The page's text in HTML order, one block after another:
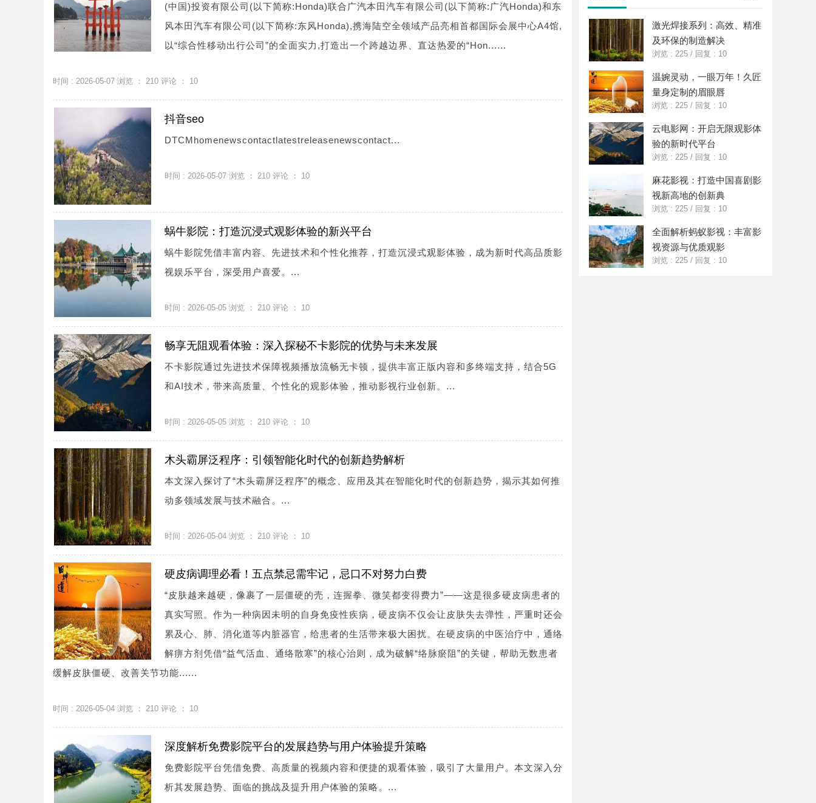
(中国)投资有限公司(以下简称:Honda)联合广汽本田汽车有限公司(以下简称:广汽Honda)和东
风本田汽车有限公司(以下简称:东风Honda),携海陆空全领域产品亮相首都国际会展中心A4馆,
以“综合性移动出行公司”的全面实力,打造出一个跨越边界、直达热爱的“Hon......
时间 : 2026-05-07 浏览 ： 210 评论 ： 10
抖音seo
DTCMhomenewscontactlatestreleasenewscontact...
时间 : 2026-05-07 浏览 ： 210 评论 ： 10
蜗牛影院：打造沉浸式观影体验的新兴平台
蜗牛影院凭借丰富内容、先进技术和个性化推荐，打造沉浸式观影体验，成为新时代高品质影
视娱乐平台，深受用户喜爱。...
时间 : 2026-05-05 浏览 ： 210 评论 ： 10
畅享无阻观看体验：深入探秘不卡影院的优势与未来发展
不卡影院通过先进技术保障视频播放流畅无卡顿，提供丰富正版内容和多终端支持，结合5G
和AI技术，带来高质量、个性化的观影体验，推动影视行业创新。...
时间 : 2026-05-05 浏览 ： 210 评论 ： 10
木头霸屏泛程序：引领智能化时代的创新趋势解析
本文深入探讨了“木头霸屏泛程序”的概念、应用及其在智能化时代的创新趋势，揭示其如何推
动多领域发展与技术融合。...
时间 : 2026-05-04 浏览 ： 210 评论 ： 10
硬皮病调理必看！五点禁忌需牢记，忌口不对努力白费
“皮肤越来越硬，像裹了一层僵硬的壳，连握拳、微笑都变得费力”——这是很多硬皮病患者的
真实写照。作为一种病因未明的自身免疫性疾病，硬皮病不仅会让皮肤失去弹性，严重时还会
累及心、肺、消化道等内脏器官，给患者的生活带来极大困扰。在硬皮病的中医治疗中，通络
解痹方剂凭借“益气活血、通络散寒”的核心治则，成为破解“络脉瘀阻”的关键，帮助无数患者
缓解皮肤僵硬、改善关节功能......
时间 : 2026-05-04 浏览 ： 210 评论 ： 10
深度解析免费影院平台的发展趋势与用户体验提升策略
免费影院平台凭借免费、高质量的视频内容和便捷的观看体验，吸引了大量用户。本文深入分
析其发展趋势、面临的挑战及提升用户体验的策略。...
激光焊接系列：高效、精准
及环保的制造解决
浏览 : 225 / 回复 : 10
温婉灵动，一眼万年！久匠
量身定制的眉眼唇
浏览 : 225 / 回复 : 10
云电影网：开启无限观影体
验的新时代平台
浏览 : 225 / 回复 : 10
麻花影视：打造中国喜剧影
视新高地的创新典
浏览 : 225 / 回复 : 10
全面解析蚂蚁影视：丰富影
视资源与优质观影
浏览 : 225 / 回复 : 10